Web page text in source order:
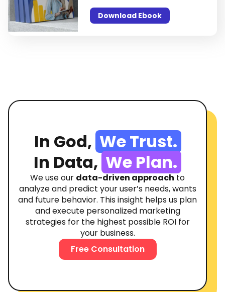
Download Ebook
In God, We Trust.
In Data, We Plan.
We use our data-driven approach to
analyze and predict your user’s needs, wants
and future behavior. This insight helps us plan
and execute personalized marketing
strategies for the highest possible ROI for
your business.
Free Consultation